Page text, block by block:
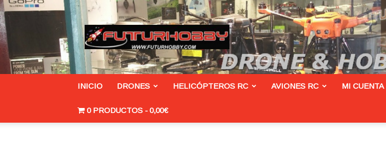
Futurhobby.com/tienda
INICIO DRONES HELICÓPTEROS RC AVIONES RC MI CUENTA
0 PRODUCTOS 0,00€